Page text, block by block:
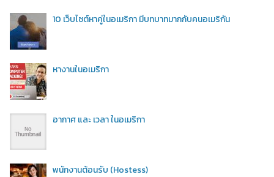
10 เว็บไซต์หาคู่ในอเมริกา มีบทบาทมากกับคนอเมริกัน
หางานในอเมริกา
อากาศ และ เวลา ในอเมริกา
พนักงานต้อนรับ (Hostess)